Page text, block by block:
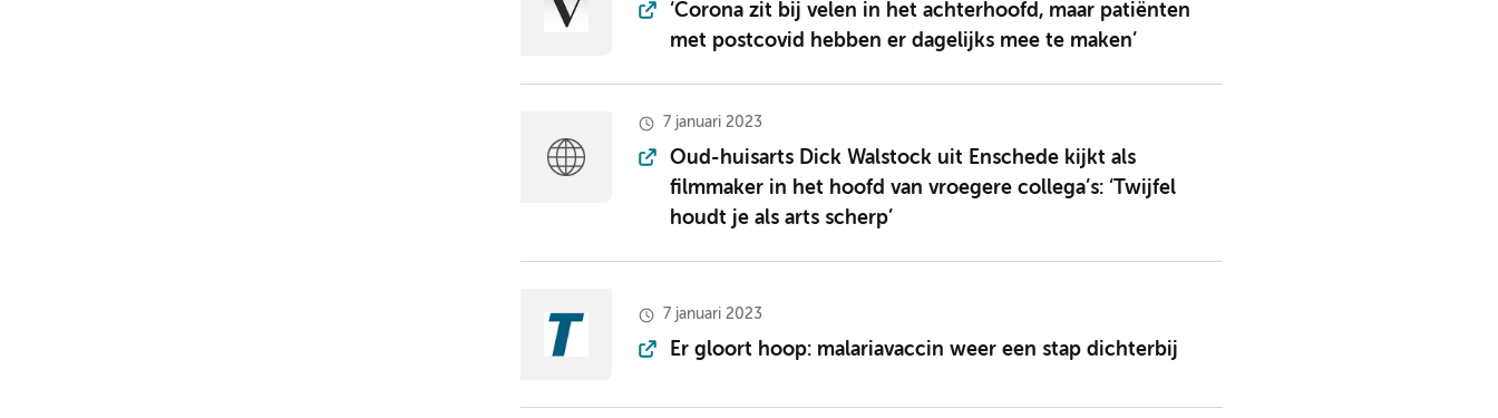
‘Corona zit bij velen in het achterhoofd, maar patiënten
met postcovid hebben er dagelijks mee te maken’
7 januari 2023
Oud-huisarts Dick Walstock uit Enschede kijkt als
filmmaker in het hoofd van vroegere collega’s: ‘Twijfel
houdt je als arts scherp’
7 januari 2023
Er gloort hoop: malariavaccin weer een stap dichterbij